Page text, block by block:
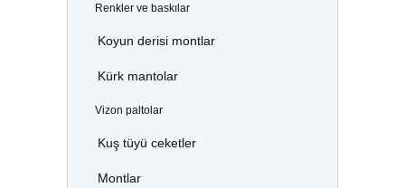
Renkler ve baskılar
Koyun derisi montlar
Kürk mantolar
Vizon paltolar
Kuş tüyü ceketler
Montlar